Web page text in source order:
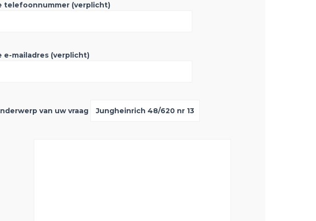
telefoonnummer (verplicht)
e-mailadres (verplicht)
van uw vraag